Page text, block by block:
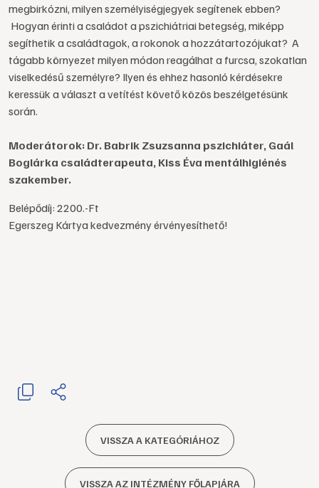
megbirkózni, milyen személyiségjegyek segítenek ebben?
Hogyan érinti a családot a pszichiátriai betegség, miképp
segíthetik a családtagok, a rokonok a hozzátartozójukat? A
tágabb környezet milyen módon reagálhat a furcsa, szokatlan
viselkedésű személyre? Ilyen és ehhez hasonló kérdésekre
keressük a választ a vetítést követő közös beszélgetésünk
során.
Moderátorok: Dr. Babrik Zsuzsanna pszichiáter, Gaál
Boglárka családterapeuta, Kiss Éva mentálhigiénés
szakember.
Belépődíj: 2200.-Ft
Egerszeg Kártya kedvezmény érvényesíthető!
VISSZA A KATEGÓRIÁHOZ
VISSZA AZ INTÉZMÉNY FŐLAPJÁRA